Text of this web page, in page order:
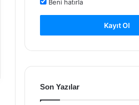
Beni hatırla
Kayıt Ol
Son Yazılar